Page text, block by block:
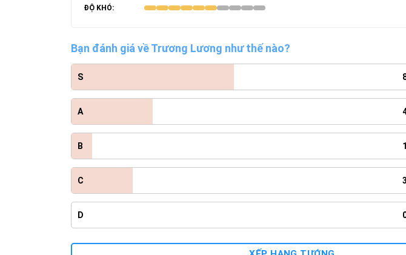
ĐỘ KHÓ:
Bạn đánh giá về Trương Lương như thế nào?
S
A
B
C
D